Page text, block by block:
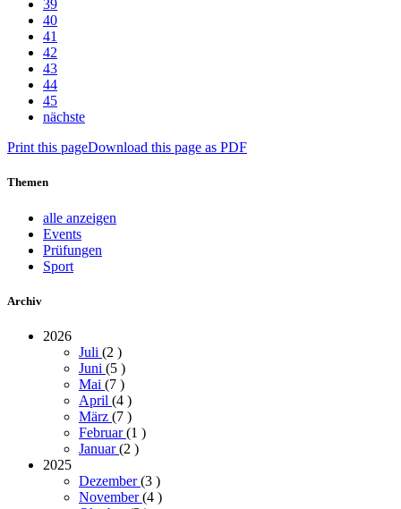
39
40
41
42
43
44
45
nächste
Print this pageDownload this page as PDF
Themen
alle anzeigen
Events
Prüfungen
Sport
Archiv
2026
Juli (2 )
Juni (5 )
Mai (7 )
April (4 )
März (7 )
Februar(1 )
Januar(2 )
2025
Dezember(3 )
November(4 )